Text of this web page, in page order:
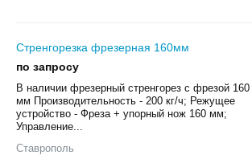
Стренгорезка фрезерная 160мм
по запросу
В наличии фрезерный стренгорез с фрезой 160
мм Производительность - 200 кг/ч; Режущее
устройство - Фреза + упорный нож 160 мм;
Управление...
Ставрополь